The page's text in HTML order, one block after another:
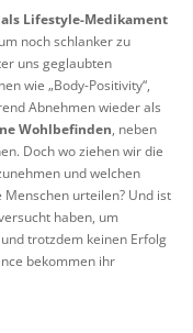
als Lifestyle-Medikament
noch schlanker zu
uns geglaubten
wie „Body-Positivity“,
Abnehmen wieder als
Wohlbefinden, neben
Doch wo ziehen wir die
und welchen
urteilen? Und ist
haben, um
trotzdem keinen Erfolg
bekommen ihr